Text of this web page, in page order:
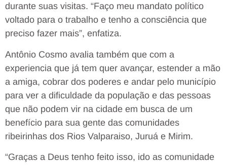
durante suas visitas. “Faço meu mandato político
voltado para o trabalho e tenho a consciência que
preciso fazer mais”, enfatiza.
Antônio Cosmo avalia também que com a
experiencia que já tem quer avançar, estender a mão
a amiga, cobrar dos poderes e andar pelo município
para ver a dificuldade da população e das pessoas
que não podem vir na cidade em busca de um
benefício para sua gente das comunidades
ribeirinhas dos Rios Valparaiso, Juruá e Mirim.
“Graças a Deus tenho feito isso, ido as comunidade